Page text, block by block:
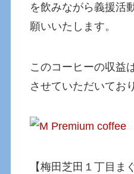
を飲みながら義援活
願いいたします。
このコーヒーの収益
させていただいてお
【梅田芝田１丁目ま